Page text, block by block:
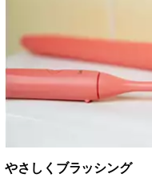
やさしくブラッシング